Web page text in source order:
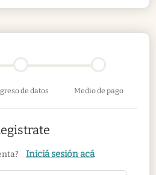
de datos Medio de pago
Iniciá sesión acá